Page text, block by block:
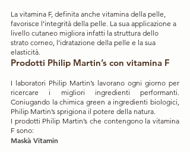
La vitamina F, definita anche vitamina della pelle,
favorisce l’integrità della pelle. La sua applicazione a
livello cutaneo migliora infatti la struttura dello
strato corneo, l’idratazione della pelle e la sua
elasticità.
Prodotti Philip Martin’s con vitamina F
I laboratori Philip Martin’s lavorano ogni giorno per
ricercare i migliori ingredienti performanti.
Coniugando la chimica green a ingredienti biologici,
Philip Martin’s sprigiona il potere della natura.
I prodotti Philip Martin’s che contengono la vitamina
F sono:
Maskà Vitamin